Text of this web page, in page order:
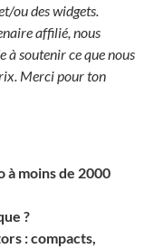
ou des widgets.
affilié, nous
à soutenir ce que nous
Merci pour ton
à moins de 2000
?
: compacts,